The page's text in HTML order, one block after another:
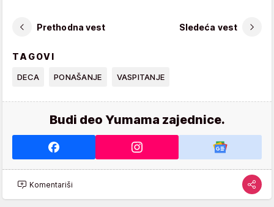
Prethodna vest Sledeća vest
TAGOVI
DECA PONAŠANJE VASPITANJE
Budi deo Yumama zajednice.
Komentariši